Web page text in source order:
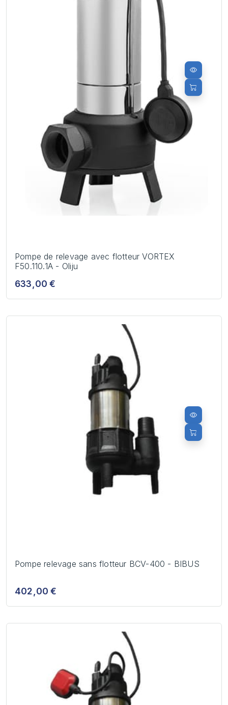
Pompe de relevage avec flotteur VORTEX
F50.110.1A - Oliju
633,00 €
Pompe relevage sans flotteur BCV-400 - BIBUS
402,00 €